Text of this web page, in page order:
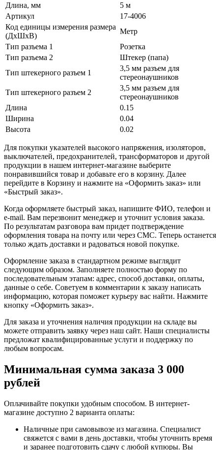
Длина, мм
5 м
Артикул
17-4006
Код единицы измерения размера
(ДхШхВ)
Метр
Тип разъема 1
Розетка
Тип разъема 2
Штекер (папа)
Тип штекерного разъем 1
3,5 мм разъем для
стереонаушников
Тип штекерного разъем 2
3,5 мм разъем для
стереонаушников
Длина
0.15
Ширина
0.04
Высота
0.02
Для покупки указателей высокого напряжения, изоляторов,
выключателей, предохранителей, трансформаторов и другой
продукции в нашем интернет-магазине выберите
понравившийся товар и добавьте его в корзину. Далее
перейдите в Корзину и нажмите на «Оформить заказ» или
«Быстрый заказ».
Когда оформляете быстрый заказ, напишите ФИО, телефон и
e-mail. Вам перезвонит менеджер и уточнит условия заказа.
По результатам разговора вам придет подтверждение
оформления товара на почту или через СМС. Теперь останется
только ждать доставки и радоваться новой покупке.
Оформление заказа в стандартном режиме выглядит
следующим образом. Заполняете полностью форму по
последовательным этапам: адрес, способ доставки, оплаты,
данные о себе. Советуем в комментарии к заказу написать
информацию, которая поможет курьеру вас найти. Нажмите
кнопку «Оформить заказ».
Для заказа и уточнения наличия продукции на складе вы
можете отправить заявку через наш сайт. Наши специалисты
предложат квалифицированные услуги и поддержку по
любым вопросам.
Минимальная сумма заказа 3 000
рублей
Оплачивайте покупки удобным способом. В интернет-
магазине доступно 2 варианта оплаты:
Наличные при самовывозе из магазина. Специалист
свяжется с вами в день доставки, чтобы уточнить время
и заранее подготовить сдачу с любой купюры. Вы